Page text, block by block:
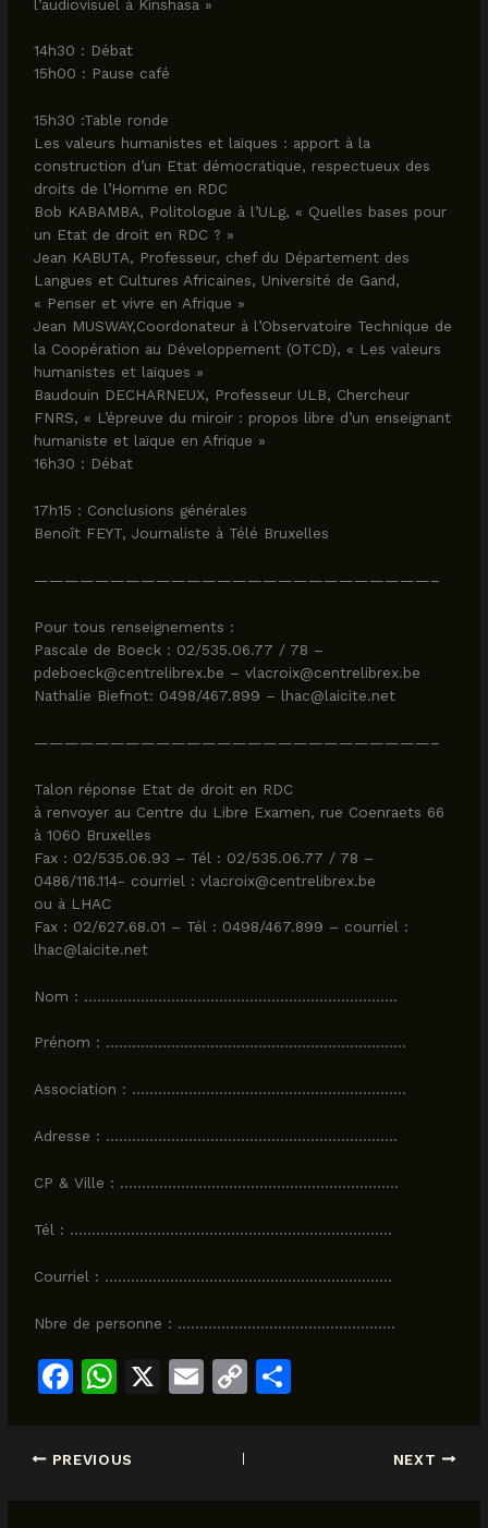
l’audiovisuel à Kinshasa »
14h30 : Débat
15h00 : Pause café
15h30 :Table ronde
Les valeurs humanistes et laïques : apport à la
construction d’un Etat démocratique, respectueux des
droits de l’Homme en RDC
Bob KABAMBA, Politologue à l’ULg, « Quelles bases pour
un Etat de droit en RDC ? »
Jean KABUTA, Professeur, chef du Département des
Langues et Cultures Africaines, Université de Gand,
« Penser et vivre en Afrique »
Jean MUSWAY,Coordonateur à l’Observatoire Technique de
la Coopération au Développement (OTCD), « Les valeurs
humanistes et laïques »
Baudouin DECHARNEUX, Professeur ULB, Chercheur
FNRS, « L’épreuve du miroir : propos libre d’un enseignant
humaniste et laïque en Afrique »
16h30 : Débat
17h15 : Conclusions générales
Benoît FEYT, Journaliste à Télé Bruxelles
——————————————————————————–
Pour tous renseignements :
Pascale de Boeck : 02/535.06.77 / 78 –
pdeboeck@centrelibrex.be – vlacroix@centrelibrex.be
Nathalie Biefnot: 0498/467.899 – lhac@laicite.net
——————————————————————————–
Talon réponse Etat de droit en RDC
à renvoyer au Centre du Libre Examen, rue Coenraets 66
à 1060 Bruxelles
Fax : 02/535.06.93 – Tél : 02/535.06.77 / 78 –
0486/116.114- courriel : vlacroix@centrelibrex.be
ou à LHAC
Fax : 02/627.68.01 – Tél : 0498/467.899 – courriel :
lhac@laicite.net
Nom : ………………………………………………………………
Prénom : ……………………………………………………………
Association : ………………………………………………………
Adresse : ………………………………………………………….
CP & Ville : ……………………………………………………….
Tél : ………………………………………………………………..
Courriel : …………………………………………………………
Nbre de personne : …………………………………………..
F
c
W
at
X
E
C
PREVIOUS NEXT